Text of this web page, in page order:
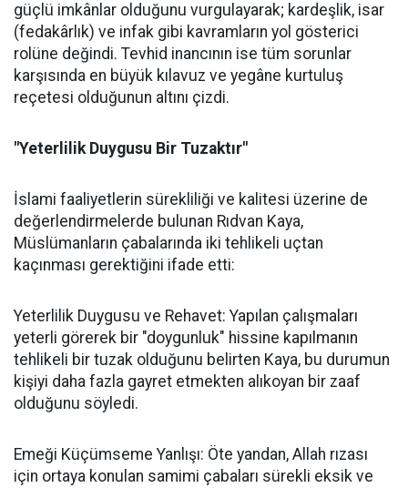
güçlü imkânlar olduğunu vurgulayarak; kardeşlik, isar
(fedakârlık) ve infak gibi kavramların yol gösterici
rolüne değindi. Tevhid inancının ise tüm sorunlar
karşısında en büyük kılavuz ve yegâne kurtuluş
reçetesi olduğunun altını çizdi.
"Yeterlilik Duygusu Bir Tuzaktır"
İslami faaliyetlerin sürekliliği ve kalitesi üzerine de
değerlendirmelerde bulunan Rıdvan Kaya,
Müslümanların çabalarında iki tehlikeli uçtan
kaçınması gerektiğini ifade etti:
Yeterlilik Duygusu ve Rehavet: Yapılan çalışmaları
yeterli görerek bir "doygunluk" hissine kapılmanın
tehlikeli bir tuzak olduğunu belirten Kaya, bu durumun
kişiyi daha fazla gayret etmekten alıkoyan bir zaaf
olduğunu söyledi.
Emeği Küçümseme Yanlışı: Öte yandan, Allah rızası
için ortaya konulan samimi çabaları sürekli eksik ve